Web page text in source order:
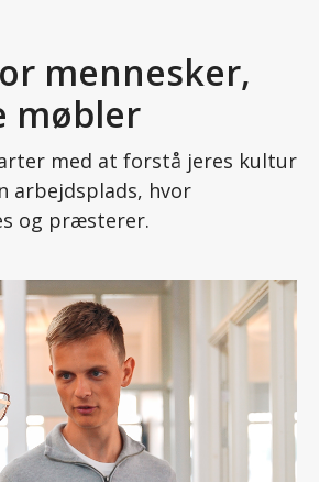
mennesker,
møbler
med at forstå jeres kultur
arbejdsplads, hvor
og præsterer.